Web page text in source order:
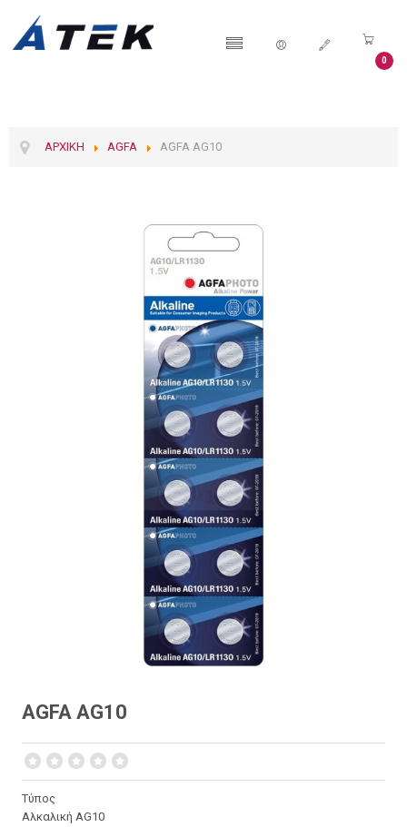
0
ΑΡΧΙΚΉ AGFA AGFA AG10
AGFA AG10
Τύπος
Αλκαλική AG10